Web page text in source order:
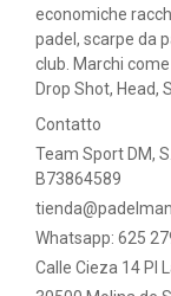
economiche
padel, scarpe da
club. Marchi
Drop Shot, Head,
Contatto
Team Sport DM,
B73864589
Whatsapp: 625
Calle Cieza 14 PI